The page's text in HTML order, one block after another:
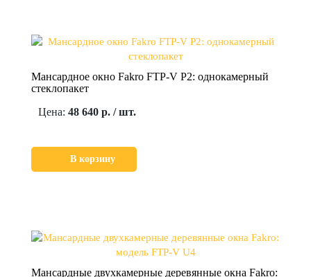
Мансардное окно Fakro FTP-V P2: однокамерный
стеклопакет
Цена: 48 640 р. / шт.
В корзину
Мансардные двухкамерные деревянные окна Fakro: